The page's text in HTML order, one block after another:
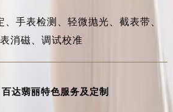
手表检测、 轻微抛光、 截表带、
消磁、调试校准
百达翡丽特色服务及定制